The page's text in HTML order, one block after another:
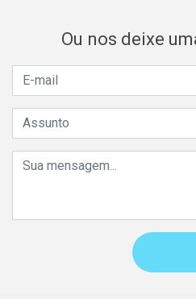
Ou nos deixe